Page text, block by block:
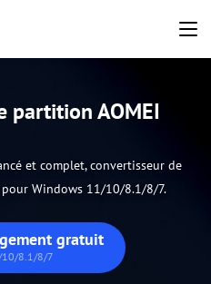
partition AOMEI
et complet, convertisseur de
Windows 11/10/8.1/8/7.
gratuit
10/8.1/8/7